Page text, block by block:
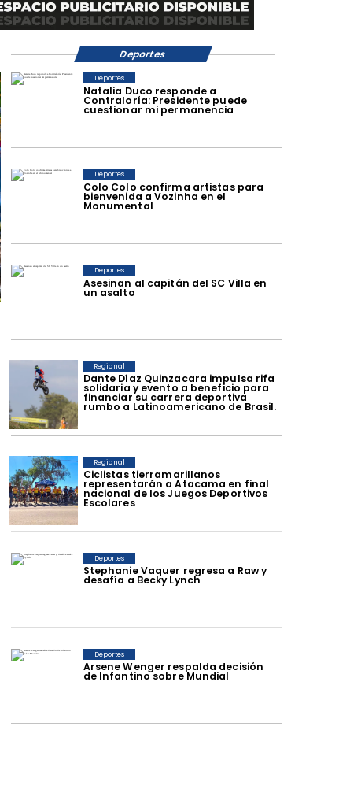
Natalia Duco responde a
Contraloría: Presidente puede
cuestionar mi permanencia
Deportes
Colo Colo confirma artistas para
bienvenida a Vozinha en el
Monumental
Deportes
Asesinan al capitán del SC Villa en
un asalto
Deportes
Dante Díaz Quinzacara impulsa rifa
solidaria y evento a beneficio para
financiar su carrera deportiva
rumbo a Latinoamericano de Brasil.
Regional
​Ciclistas tierramarillanos
representarán a Atacama en final
nacional de los Juegos Deportivos
Escolares
Regional
Stephanie Vaquer regresa a Raw y
desafía a Becky Lynch
Deportes
Arsene Wenger respalda decisión
de Infantino sobre Mundial
Deportes
Deportes